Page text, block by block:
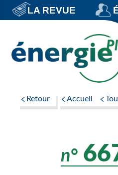
Navigation
principale
LA REVUE
Retour Accueil
n°